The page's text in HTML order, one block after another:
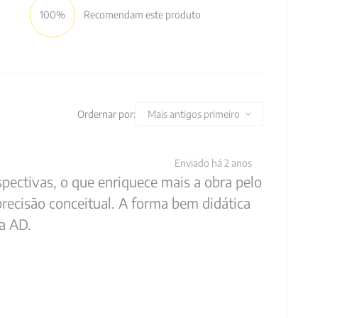
100% Recomendam este produto
Ordernar por: Mais antigos primeiro
Enviado há 2 anos
o que enriquece mais a obra pelo
conceitual. A forma bem didática
AD.